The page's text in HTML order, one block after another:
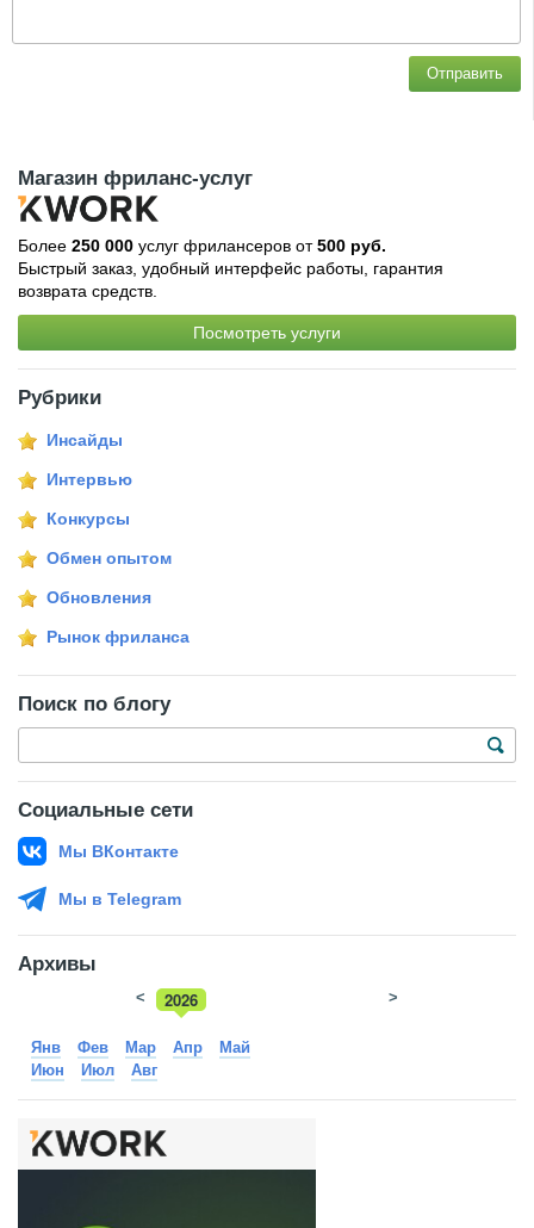
Отправить
Магазин фриланс-услуг
Более 250 000 услуг фрилансеров от500 руб.
Быстрый заказ, удобный интерфейс работы, гарантия
возврата средств.
Посмотреть услуги
Рубрики
Инсайды
Интервью
Конкурсы
Обмен опытом
Обновления
Рынок фриланса
Поиск по блогу
Социальные сети
Мы ВКонтакте
Мы в Telegram
Архивы
2026
2025
< >
Янв Фев Мар Апр
Май
Июн
Июл Авг